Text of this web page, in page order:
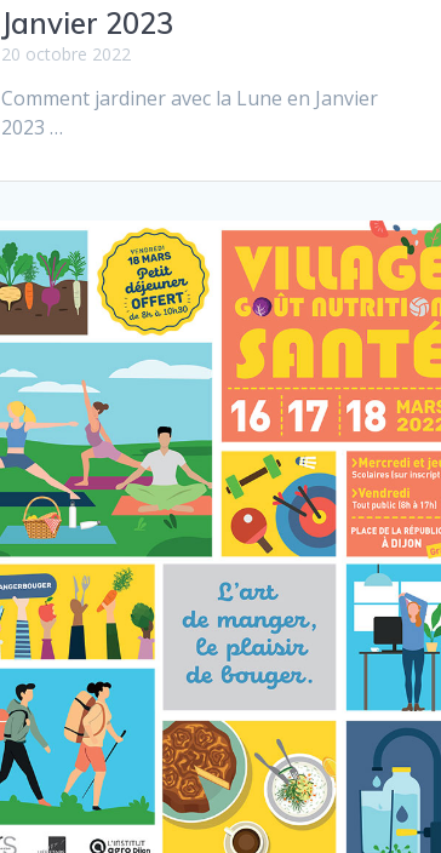
Janvier 2023
20 octobre 2022
Comment jar­diner avec la Lune en Janvier
2023 …